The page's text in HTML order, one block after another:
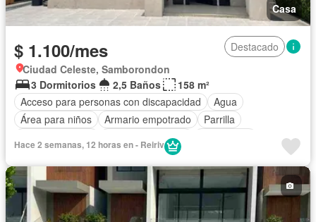
Casa
$ 1.100/mes
Destacado
Ciudad Celeste, Samborondon
3 Dormitorios
2,5 Baños
158 m²
Acceso para personas con discapacidad
Agua
Área para niños
Armario empotrado
Parrilla
Cuarto de servicio
Garita de guardianía
Jardín
Patio
Piscina Seguridad
Hace 2 semanas, 12 horas en - Reiriv